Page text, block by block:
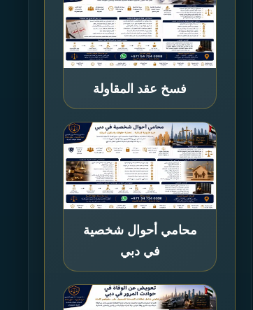
فسخ عقد المقاولة
محامي أحوال شخصية
في دبي